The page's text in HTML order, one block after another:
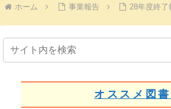
ホーム 事業報告 28年度終了
オススメ図書